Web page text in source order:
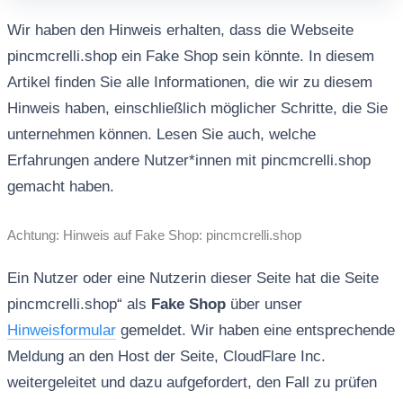
Wir haben den Hinweis erhalten, dass die Webseite
pincmcrelli.shop ein Fake Shop sein könnte. In diesem
Artikel finden Sie alle Informationen, die wir zu diesem
Hinweis haben, einschließlich möglicher Schritte, die Sie
unternehmen können. Lesen Sie auch, welche
Erfahrungen andere Nutzer*innen mit pincmcrelli.shop
gemacht haben.
Achtung: Hinweis auf Fake Shop: pincmcrelli.shop
Ein Nutzer oder eine Nutzerin dieser Seite hat die Seite
pincmcrelli.shop“ als Fake Shopüber unser
Hinweisformulargemeldet. Wir haben eine entsprechende
Meldung an den Host der Seite, CloudFlare Inc.
weitergeleitet und dazu aufgefordert, den Fall zu prüfen